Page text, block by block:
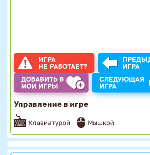
ИГРА
НЕ РАБОТАЕТ?
ИГРА
ДОБАВИТЬ В
МОИ ИГРЫ
СЛЕДУЮЩАЯ
ИГРА
Управление в игре
Клавиатурой Мышкой